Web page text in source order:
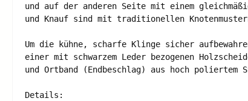
und auf der anderen Seite mit einem
und Knauf sind mit traditionellen
Um die kühne, scharfe Klinge sicher
einer mit schwarzem Leder bezogenen
und Ortband (Endbeschlag) aus hoch poliertem
Details: